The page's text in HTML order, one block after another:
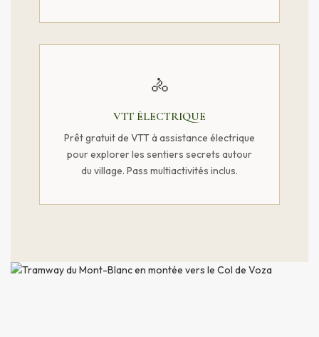
🚴
VTT ÉLECTRIQUE
Prêt gratuit de VTT à assistance électrique
pour explorer les sentiers secrets autour
du village. Pass multiactivités inclus.